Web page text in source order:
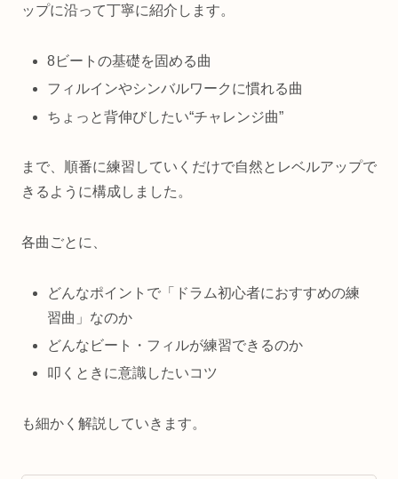
ップに沿って丁寧に紹介します。
8ビートの基礎を固める曲
フィルインやシンバルワークに慣れる曲
ちょっと背伸びしたい“チャレンジ曲”
まで、順番に練習していくだけで自然とレベルアップで
きるように構成しました。
各曲ごとに、
どんなポイントで「ドラム初心者におすすめの練
習曲」なのか
どんなビート・フィルが練習できるのか
叩くときに意識したいコツ
も細かく解説していきます。